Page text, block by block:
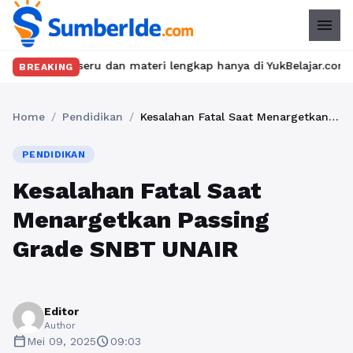
menu
BREAKING
dan materi lengkap hanya di YukBelajar.com. Mulai
Home / Pendidikan / Kesalahan Fatal Saat Menargetkan Passing Grade SNBT UNAIR
PENDIDIKAN
Kesalahan Fatal Saat
Menargetkan Passing
Grade SNBT UNAIR
Editor
Author
calendar_todayMei 09, 2025schedule09:03